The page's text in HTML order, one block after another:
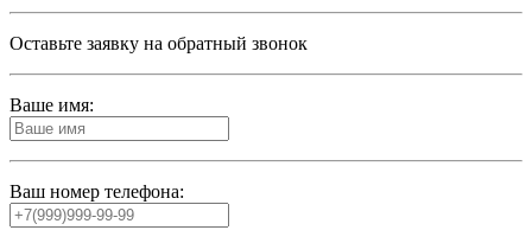
Оставьте заявку на обратный звонок
Ваше имя:
Ваш номер телефона: